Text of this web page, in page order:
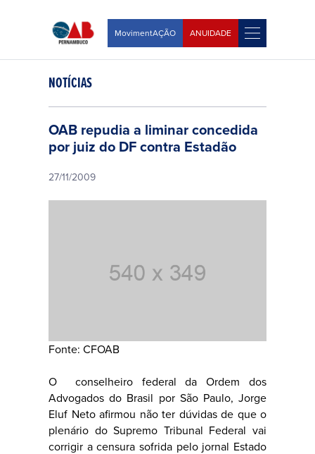
MovimentAÇÃO ANUIDADE
NOTÍCIAS
OAB repudia a liminar concedida
por juiz do DF contra Estadão
27/11/2009
Fonte: CFOAB
O conselheiro federal da Ordem dos
Advogados do Brasil por São Paulo, Jorge
Eluf Neto afirmou não ter dúvidas de que o
plenário do Supremo Tribunal Federal vai
corrigir a censura sofrida pelo jornal Estado